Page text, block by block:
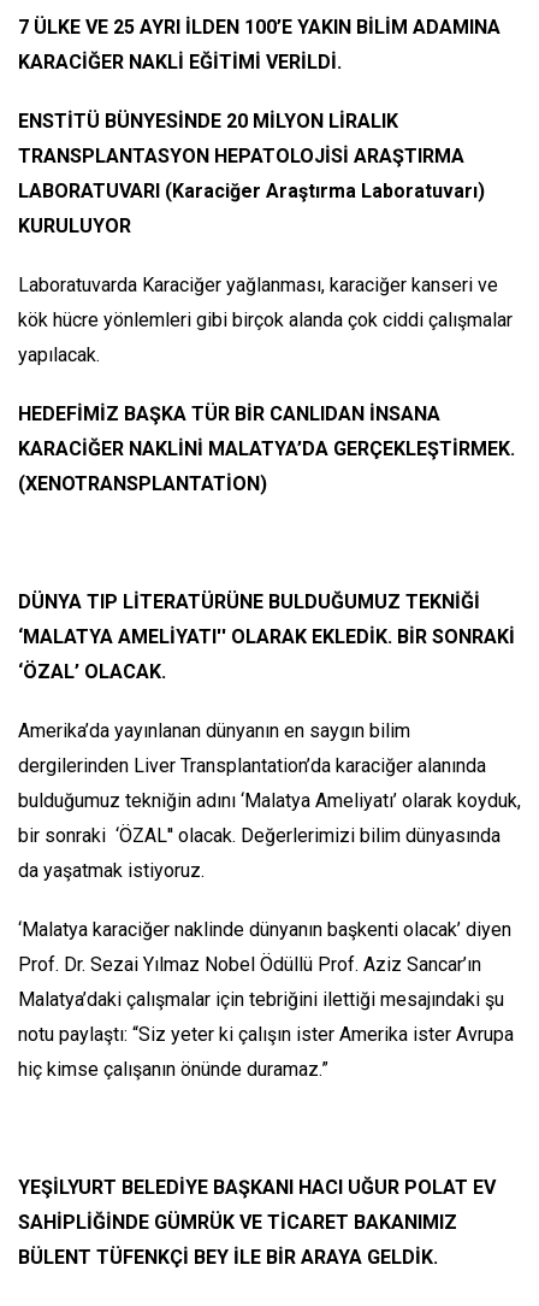
7 ÜLKE VE 25 AYRI İLDEN 100’E YAKIN BİLİM ADAMINA
KARACİĞER NAKLİ EĞİTİMİ VERİLDİ.
ENSTİTÜ BÜNYESİNDE 20 MİLYON LİRALIK
TRANSPLANTASYON HEPATOLOJİSİ ARAŞTIRMA
LABORATUVARI (Karaciğer Araştırma Laboratuvarı)
KURULUYOR
Laboratuvarda Karaciğer yağlanması, karaciğer kanseri ve
kök hücre yönlemleri gibi birçok alanda çok ciddi çalışmalar
yapılacak.
HEDEFİMİZ BAŞKA TÜR BİR CANLIDAN İNSANA
KARACİĞER NAKLİNİ MALATYA’DA GERÇEKLEŞTİRMEK.
(XENOTRANSPLANTATİON)
DÜNYA TIP LİTERATÜRÜNE BULDUĞUMUZ TEKNİĞİ
‘MALATYA AMELİYATI'' OLARAK EKLEDİK. BİR SONRAKİ
‘ÖZAL’ OLACAK.
Amerika’da yayınlanan dünyanın en saygın bilim
dergilerinden Liver Transplantation’da karaciğer alanında
bulduğumuz tekniğin adını ‘Malatya Ameliyatı’ olarak koyduk,
bir sonraki ‘ÖZAL'' olacak. Değerlerimizi bilim dünyasında
da yaşatmak istiyoruz.
‘Malatya karaciğer naklinde dünyanın başkenti olacak’ diyen
Prof. Dr. Sezai Yılmaz Nobel Ödüllü Prof. Aziz Sancar’ın
Malatya’daki çalışmalar için tebriğini ilettiği mesajındaki şu
notu paylaştı: “Siz yeter ki çalışın ister Amerika ister Avrupa
hiç kimse çalışanın önünde duramaz.”
YEŞİLYURT BELEDİYE BAŞKANI HACI UĞUR POLAT EV
SAHİPLİĞİNDE GÜMRÜK VE TİCARET BAKANIMIZ
BÜLENT TÜFENKÇİ BEY İLE BİR ARAYA GELDİK.